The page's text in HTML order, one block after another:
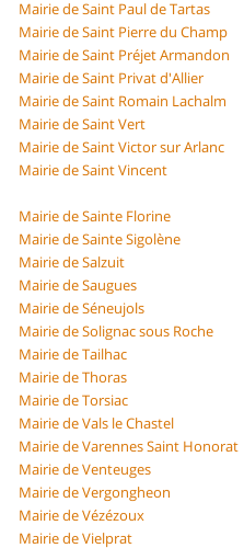
Mairie de Saint Paul de Tartas
Mairie de Saint Pierre du Champ
Mairie de Saint Préjet Armandon
Mairie de Saint Privat d'Allier
Mairie de Saint Romain Lachalm
Mairie de Saint Vert
Mairie de Saint Victor sur Arlanc
Mairie de Saint Vincent
Mairie de Sainte Florine
Mairie de Sainte Sigolène
Mairie de Salzuit
Mairie de Saugues
Mairie de Séneujols
Mairie de Solignac sous Roche
Mairie de Tailhac
Mairie de Thoras
Mairie de Torsiac
Mairie de Vals le Chastel
Mairie de Varennes Saint Honorat
Mairie de Venteuges
Mairie de Vergongheon
Mairie de Vézézoux
Mairie de Vielprat